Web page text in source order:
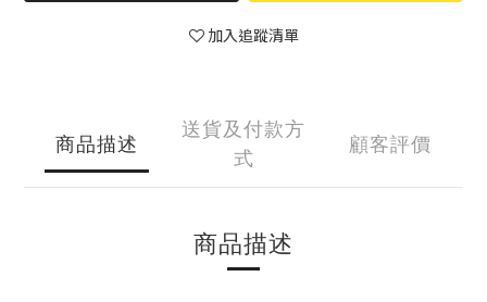
加入追蹤清單
商品描述
送貨及付款方
式
顧客評價
商品描述